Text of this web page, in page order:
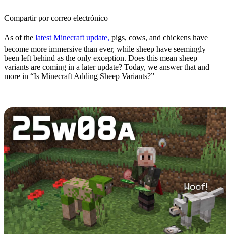
Compartir por correo electrónico
As of the latest Minecraft update, pigs, cows, and chickens have
become more immersive than ever, while sheep have seemingly
been left behind as the only exception. Does this mean sheep
variants are coming in a later update? Today, we answer that and
more in “Is Minecraft Adding Sheep Variants?”